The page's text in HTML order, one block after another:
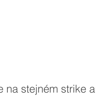
na stejném strike